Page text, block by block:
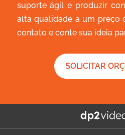
suporte ágil e produzir
alta qualidade a um preço
contato e conte sua ideia
SOLICITAR